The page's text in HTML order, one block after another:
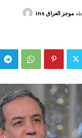
موجز العراق ins